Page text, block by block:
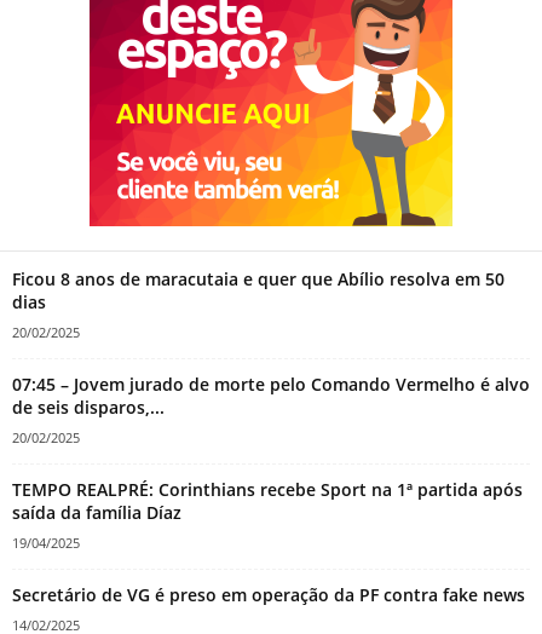
Ficou 8 anos de maracutaia e quer que Abílio resolva em 50
dias
20/02/2025
07:45 – Jovem jurado de morte pelo Comando Vermelho é alvo
de seis disparos,...
20/02/2025
TEMPO REALPRÉ: Corinthians recebe Sport na 1ª partida após
saída da família Díaz
19/04/2025
Secretário de VG é preso em operação da PF contra fake news
14/02/2025